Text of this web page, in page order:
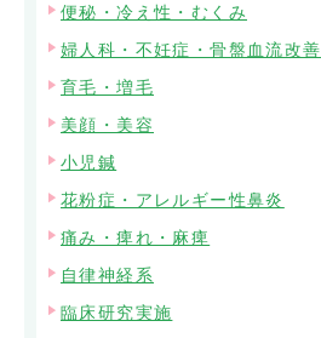
便秘・冷え性・むくみ
婦人科・不妊症・骨盤血流改善
育毛・増毛
美顔・美容
小児鍼
花粉症・アレルギー性鼻炎
痛み・痺れ・麻痺
自律神経系
臨床研究実施